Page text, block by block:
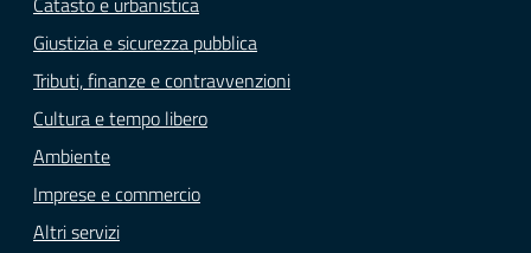
Giustizia e sicurezza pubblica
Tributi, finanze e contravvenzioni
Cultura e tempo libero
Ambiente
Imprese e commercio
Altri servizi